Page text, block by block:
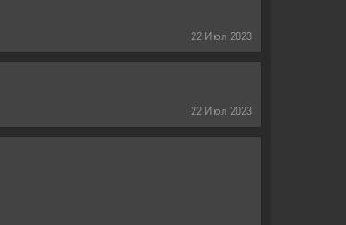
22 Июл 2023
22 Июл 2023